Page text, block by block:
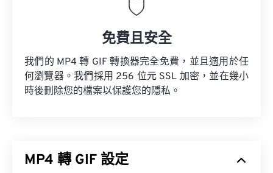
免費且安全
我們的 MP4 轉 GIF 轉換器完全免費，並且適用於任
何瀏覽器。我們採用 256 位元 SSL 加密，並在幾小
時後刪除您的檔案以保護您的隱私。
MP4 轉 GIF 設定